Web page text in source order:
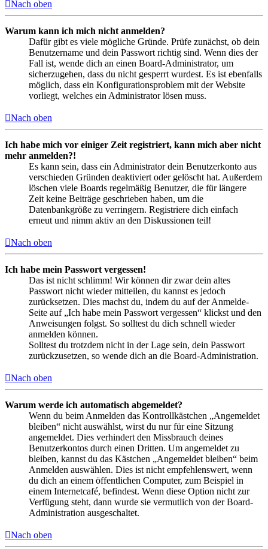
Nach oben
Warum kann ich mich nicht anmelden?
Dafür gibt es viele mögliche Gründe. Prüfe zunächst, ob dein
Benutzername und dein Passwort richtig sind. Wenn dies der
Fall ist, wende dich an einen Board-Administrator, um
sicherzugehen, dass du nicht gesperrt wurdest. Es ist ebenfalls
möglich, dass ein Konfigurationsproblem mit der Website
vorliegt, welches ein Administrator lösen muss.
Nach oben
Ich habe mich vor einiger Zeit registriert, kann mich aber nicht
mehr anmelden?!
Es kann sein, dass ein Administrator dein Benutzerkonto aus
verschieden Gründen deaktiviert oder gelöscht hat. Außerdem
löschen viele Boards regelmäßig Benutzer, die für längere
Zeit keine Beiträge geschrieben haben, um die
Datenbankgröße zu verringern. Registriere dich einfach
erneut und nimm aktiv an den Diskussionen teil!
Nach oben
Ich habe mein Passwort vergessen!
Das ist nicht schlimm! Wir können dir zwar dein altes
Passwort nicht wieder mitteilen, du kannst es jedoch
zurücksetzen. Dies machst du, indem du auf der Anmelde-
Seite auf „Ich habe mein Passwort vergessen“ klickst und den
Anweisungen folgst. So solltest du dich schnell wieder
anmelden können.
Solltest du trotzdem nicht in der Lage sein, dein Passwort
zurückzusetzen, so wende dich an die Board-Administration.
Nach oben
Warum werde ich automatisch abgemeldet?
Wenn du beim Anmelden das Kontrollkästchen „Angemeldet
bleiben“ nicht auswählst, wirst du nur für eine Sitzung
angemeldet. Dies verhindert den Missbrauch deines
Benutzerkontos durch einen Dritten. Um angemeldet zu
bleiben, kannst du das Kästchen „Angemeldet bleiben“ beim
Anmelden auswählen. Dies ist nicht empfehlenswert, wenn
du dich an einem öffentlichen Computer, zum Beispiel in
einem Internetcafé, befindest. Wenn diese Option nicht zur
Verfügung steht, dann wurde sie vermutlich von der Board-
Administration ausgeschaltet.
Nach oben